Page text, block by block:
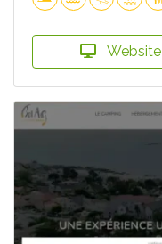
Website